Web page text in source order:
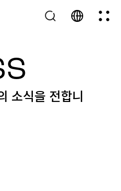
소식을 전합니